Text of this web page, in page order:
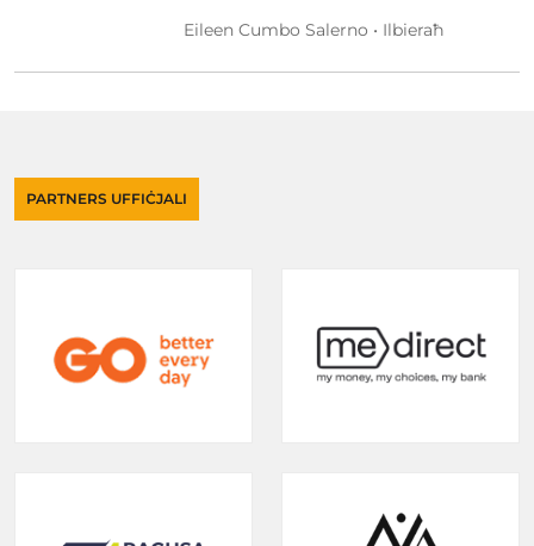
Eileen Cumbo Salerno • Ilbieraħ
PARTNERS UFFIĊJALI